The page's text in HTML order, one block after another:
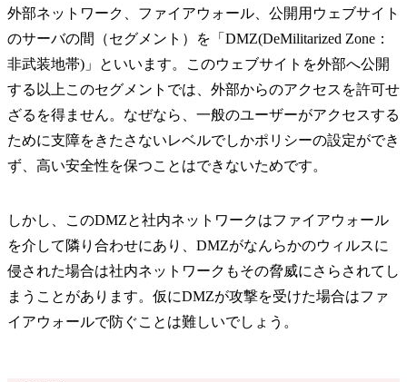
外部ネットワーク、ファイアウォール、公開用ウェブサイト
のサーバの間（セグメント）を「DMZ(DeMilitarized Zone：
非武装地帯)」といいます。このウェブサイトを外部へ公開
する以上このセグメントでは、外部からのアクセスを許可せ
ざるを得ません。なぜなら、一般のユーザーがアクセスする
ために支障をきたさないレベルでしかポリシーの設定ができ
ず、高い安全性を保つことはできないためです。
しかし、このDMZと社内ネットワークはファイアウォール
を介して隣り合わせにあり、DMZがなんらかのウィルスに
侵された場合は社内ネットワークもその脅威にさらされてし
まうことがあります。仮にDMZが攻撃を受けた場合はファ
イアウォールで防ぐことは難しいでしょう。